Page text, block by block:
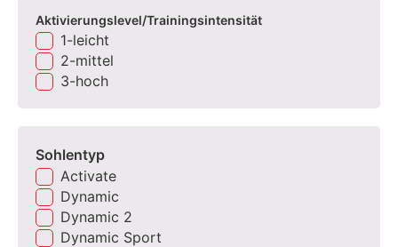
Aktivierungslevel/Trainingsintensität
1-leicht
2-mittel
3-hoch
Sohlentyp
Activate
Dynamic
Dynamic 2
Dynamic Sport